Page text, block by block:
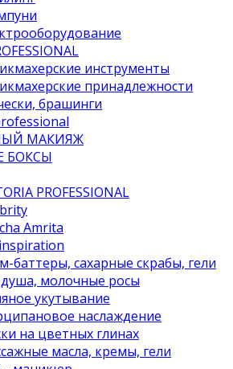
инструменты
принадлежности
брашинги
МАКИЯЖ
БОКСЫ
PROFESSIONAL
Amrita
баттеры, сахарные скрабы, гели
молочные росы
укутывание
наслаждение
на цветных глинах
масла, кремы, гели